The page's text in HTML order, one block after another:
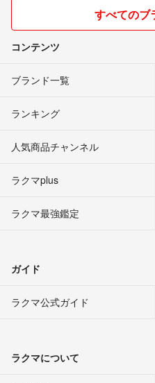
すべてのブ
コンテンツ
ブランド一覧
ランキング
人気商品チャンネル
ラクマplus
ラクマ最強鑑定
ガイド
ラクマ公式ガイド
ラクマについて